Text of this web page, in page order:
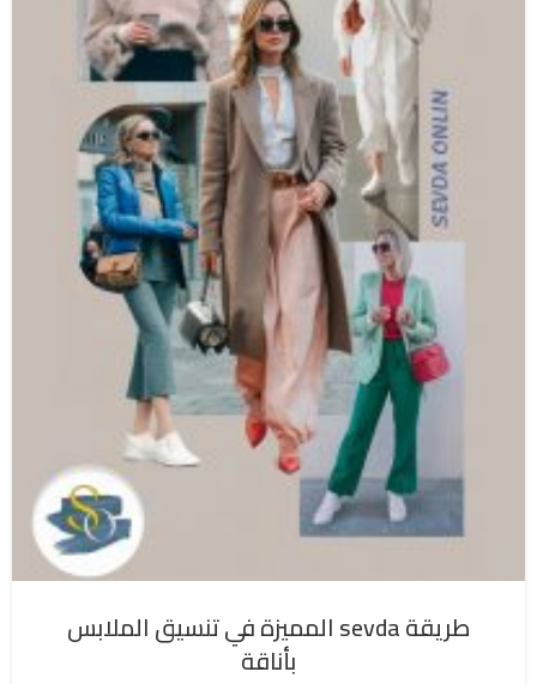
طريقة sevda المميزة في تنسيق الملابس
بأناقة